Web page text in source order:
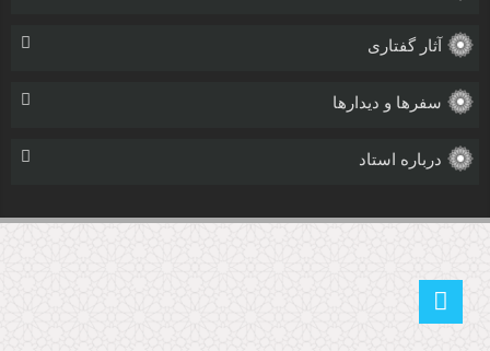
آثار گفتاری
سفرها و دیدارها
درباره استاد